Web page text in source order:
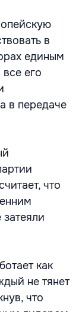
в
единым
его
в передаче
что
как
не тянет
что